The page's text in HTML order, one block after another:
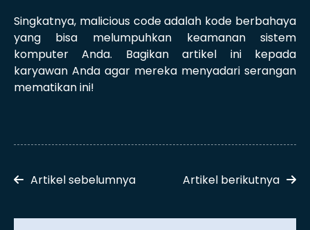
Singkatnya, malicious code adalah kode berbahaya
yang bisa melumpuhkan keamanan sistem
komputer Anda. Bagikan artikel ini kepada
karyawan Anda agar mereka menyadari serangan
mematikan ini!
Artikel sebelumnya Artikel berikutnya